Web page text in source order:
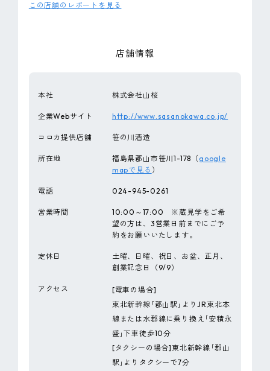
この店舗のレポートを見る
店舗情報
本社 株式会社山桜
企業Webサイト http://www.sasanokawa.co.jp/
コロカ提供店舗 笹の川酒造
所在地 福島県郡山市笹川1-178（ google
mapで見る ）
電話 024-945-0261
営業時間
10:00～17:00 ※蔵見学をご希
望の方は、3営業日前までにご予
約をお願いいたします。
定休日
土曜、日曜、祝日、お盆、正月、
創業記念日（9/9）
アクセス
[電車の場合]
東北新幹線｢郡山駅｣よりJR東北本
線または水郡線に乗り換え｢安積永
盛｣下車徒歩10分
[タクシーの場合]東北新幹線｢郡山
駅｣よりタクシーで7分